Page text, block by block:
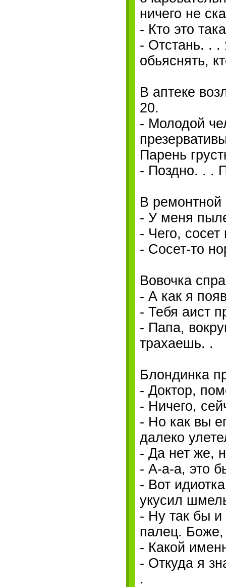
ничего не
- Кто это
- Отстань. .
обьяснять,
В аптеке
20.
- Молодой
Парень
- Поздно. . .
В ремонтной
- У меня
- Чего, сосет
- Сосет-то
Вовочка
- А как я
- Тебя аист
- Папа,
трахаешь. .
Блондинка
- Доктор,
- Ничего,
- Но как вы
далеко
- Да нет же,
- А-а-а, это
- Вот
укусил
- Ну так бы и
палец. Боже,
- Какой
- Откуда я
.